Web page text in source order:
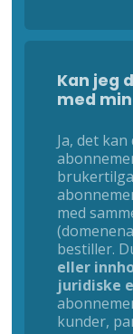
Kan jeg
med
Ja, det
med
bestiller.
eller
juridiske
kunder,